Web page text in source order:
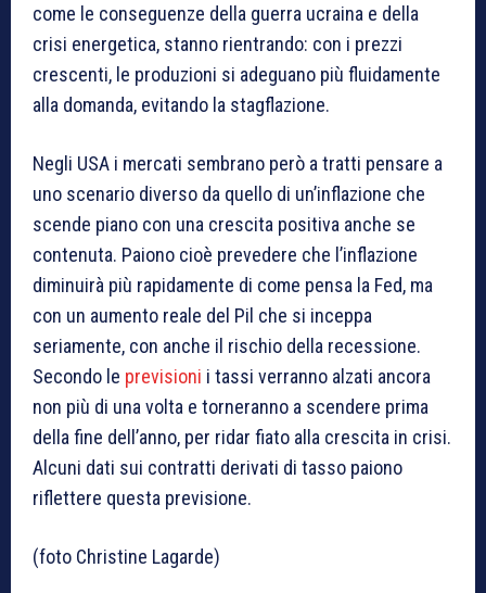
come le conseguenze della guerra ucraina e della
crisi energetica, stanno rientrando: con i prezzi
crescenti, le produzioni si adeguano più fluidamente
alla domanda, evitando la stagflazione.
Negli USA i mercati sembrano però a tratti pensare a
uno scenario diverso da quello di un’inflazione che
scende piano con una crescita positiva anche se
contenuta. Paiono cioè prevedere che l’inflazione
diminuirà più rapidamente di come pensa la Fed, ma
con un aumento reale del Pil che si inceppa
seriamente, con anche il rischio della recessione.
Secondo le previsioni i tassi verranno alzati ancora
non più di una volta e torneranno a scendere prima
della fine dell’anno, per ridar fiato alla crescita in crisi.
Alcuni dati sui contratti derivati di tasso paiono
riflettere questa previsione.
(foto Christine Lagarde)